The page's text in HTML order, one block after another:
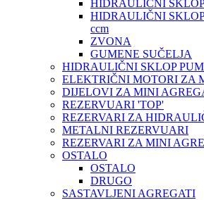
HIDRAULIČNI
HIDRAULIČNI
ccm
ZVONA
GUMENE SUČELJA
HIDRAULIČNI SKLOP
ELEKTRIČNI MOTORI ZA
DIJELOVI ZA MINI
REZERVUARI 'TOP'
REZERVARI ZA
METALNI REZERVUARI
REZERVARI ZA MINI
OSTALO
OSTALO
DRUGO
SASTAVLJENI AGREGATI